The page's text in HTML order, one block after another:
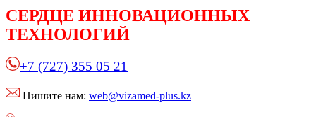
СЕРДЦЕ ИННОВАЦИОННЫХ
ТЕХНОЛОГИЙ
+7 (727) 355 05 21
Пишите нам: web@vizamed-plus.kz